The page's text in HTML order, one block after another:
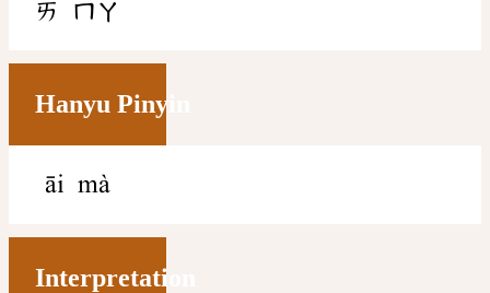
ㄞ ㄇㄚ
Hanyu Pinyin
āi mà
Interpretation